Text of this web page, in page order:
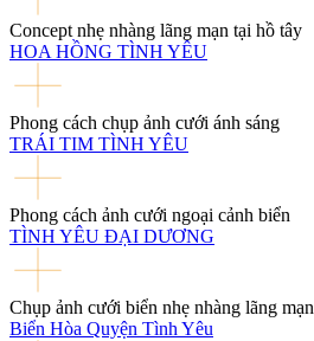
Concept nhẹ nhàng lãng mạn tại hồ tây
HOA HỒNG TÌNH YÊU
Phong cách chụp ảnh cưới ánh sáng
TRÁI TIM TÌNH YÊU
Phong cách ảnh cưới ngoại cảnh biển
TÌNH YÊU ĐẠI DƯƠNG
Chụp ảnh cưới biển nhẹ nhàng lãng mạn
Biển Hòa Quyện Tình Yêu